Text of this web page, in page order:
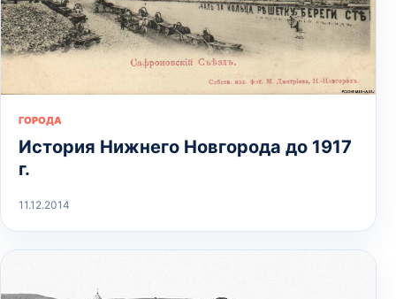
ГОРОДА
История Нижнего Новгорода до 1917
г.
11.12.2014